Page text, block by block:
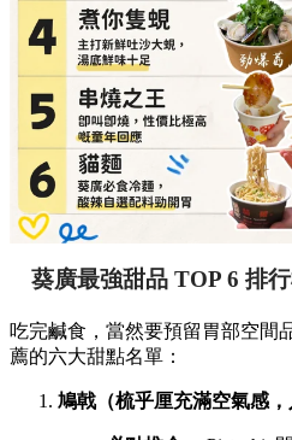
葵廣最強甜品 TOP 6 排
吃完鹹食，當然要預留胃部空間
薦的六大甜點名單：
鳩戟（梳乎厘充滿空氣感，